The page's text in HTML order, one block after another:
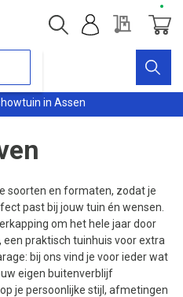
in Assen
Offerte
soorten en formaten, zodat je
past bij jouw tuin én wensen.
om het hele jaar door
praktisch tuinhuis voor extra
bij ons vind je voor ieder wat
eigen buitenverblijf
je persoonlijke stijl, afmetingen